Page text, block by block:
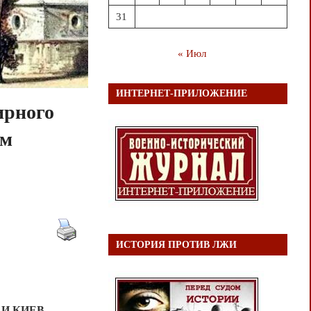
31
« Июл
ИНТЕРНЕТ-ПРИЛОЖЕНИЕ
ИСТОРИЯ ПРОТИВ ЛЖИ